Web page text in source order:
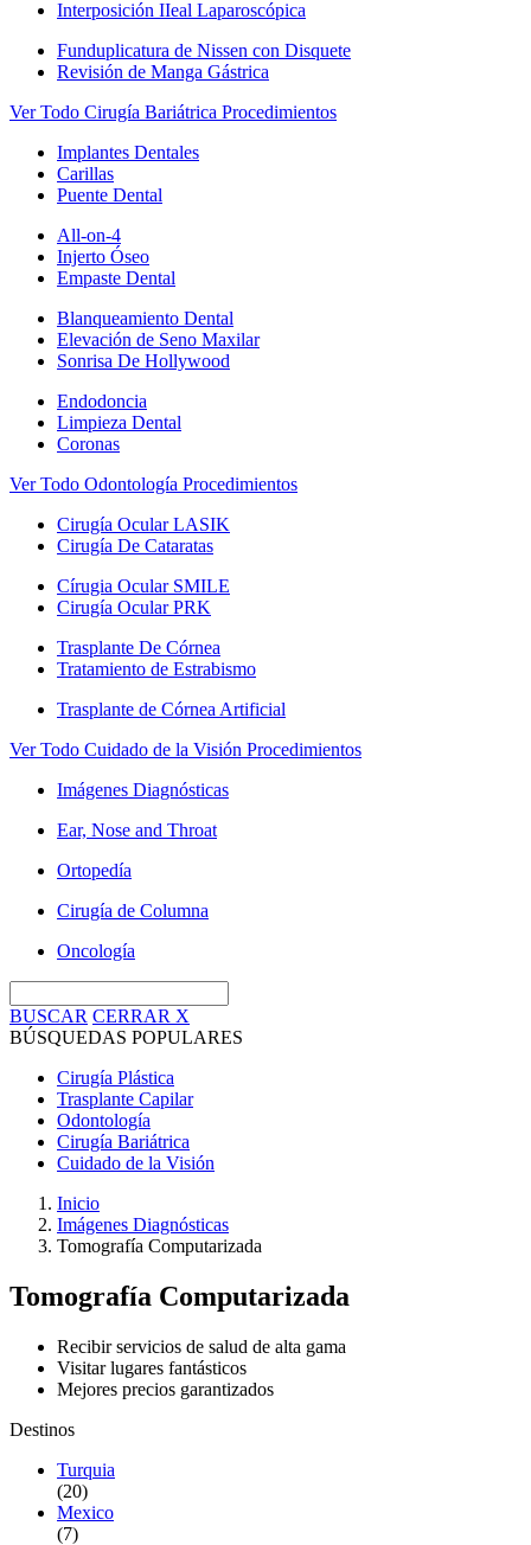
Interposición IIeal Laparoscópica
Funduplicatura de Nissen con Disquete
Revisión de Manga Gástrica
Ver Todo Cirugía Bariátrica Procedimientos
Implantes Dentales
Carillas
Puente Dental
All-on-4
Injerto Óseo
Empaste Dental
Blanqueamiento Dental
Elevación de Seno Maxilar
Sonrisa De Hollywood
Endodoncia
Limpieza Dental
Coronas
Ver Todo Odontología Procedimientos
Cirugía Ocular LASIK
Cirugía De Cataratas
Círugia Ocular SMILE
Cirugía Ocular PRK
Trasplante De Córnea
Tratamiento de Estrabismo
Trasplante de Córnea Artificial
Ver Todo Cuidado de la Visión Procedimientos
Imágenes Diagnósticas
Ear, Nose and Throat
Ortopedía
Cirugía de Columna
Oncología
BUSCAR CERRAR X
BÚSQUEDAS POPULARES
Cirugía Plástica
Trasplante Capilar
Odontología
Cirugía Bariátrica
Cuidado de la Visión
Inicio
Imágenes Diagnósticas
Tomografía Computarizada
Tomografía Computarizada
Recibir servicios de salud de alta gama
Visitar lugares fantásticos
Mejores precios garantizados
Destinos
Turquia
(20)
Mexico
(7)